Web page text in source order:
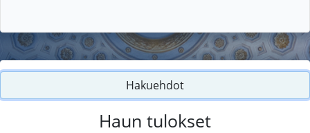
Hakuehdot
Haun tulokset